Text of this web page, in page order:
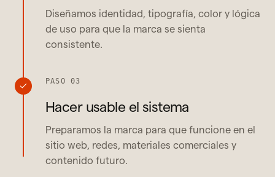
Diseñamos identidad, tipografía, color y lógica
de uso para que la marca se sienta
consistente.
PASO 03
Hacer usable el sistema
Preparamos la marca para que funcione en el
sitio web, redes, materiales comerciales y
contenido futuro.